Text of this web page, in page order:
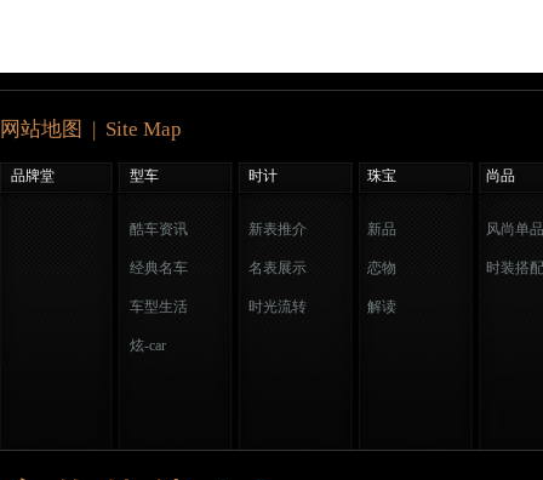
网站地图 | Site Map
品牌堂 型车 时计 珠宝 尚品
酷车资讯
经典名车
车型生活
炫-car
新表推介
名表展示
时光流转
新品
恋物
解读
风尚单品
时装搭配